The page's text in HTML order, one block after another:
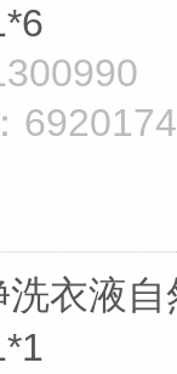
衣液